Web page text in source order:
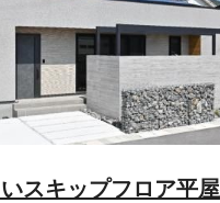
スキップフロア平屋